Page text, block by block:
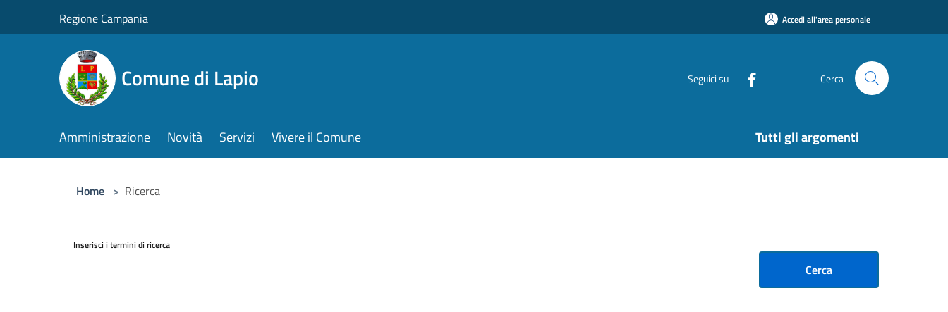
Regione Campania Accedi all'area personale
Comune di Lapio Seguici su Cerca
Amministrazione Novità Servizi Vivere il Comune Tutti gli argomenti
Home > Ricerca
Inserisci i termini di ricerca
Cerca